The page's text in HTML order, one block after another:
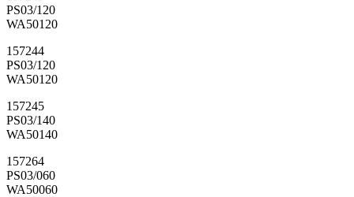
PS03/120
WA50120
157244
PS03/120
WA50120
157245
PS03/140
WA50140
157264
PS03/060
WA50060